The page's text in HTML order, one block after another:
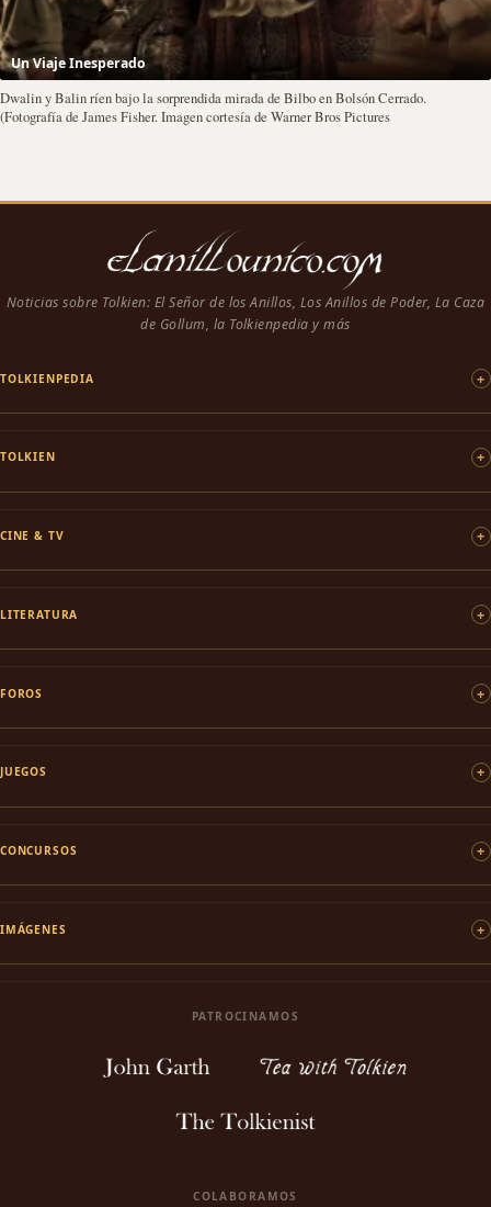
Un Viaje Inesperado
Dwalin y Balin ríen bajo la sorprendida mirada de Bilbo en Bolsón Cerrado.
(Fotografía de James Fisher. Imagen cortesía de Warner Bros Pictures
Noticias sobre Tolkien: El Señor de los Anillos, Los Anillos de Poder, La Caza
de Gollum, la Tolkienpedia y más
TOLKIENPEDIA
TOLKIEN
CINE & TV
LITERATURA
FOROS
JUEGOS
CONCURSOS
IMÁGENES
PATROCINAMOS
COLABORAMOS